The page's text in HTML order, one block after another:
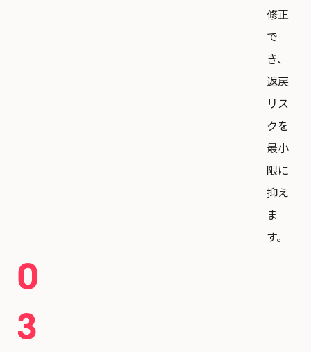
修正
で
き、
返戻
リス
クを
最小
限に
抑え
ま
す。
0
3